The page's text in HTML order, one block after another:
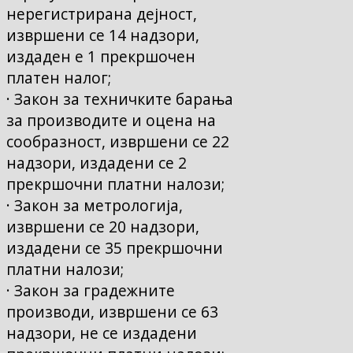
нерегистрирана дејност,
извршени се 14 надзори,
издаден е 1 прекршочен
платен налог;
· Закон за техничките барања
за производите и оцена на
сообразност, извршени се 22
надзори, издадени се 2
прекршочни платни налози;
· Закон за метрологија,
извршени се 20 надзори,
издадени се 35 прекршочни
платни налози;
· Закон за градежните
производи, извршени се 63
надзори, не се издадени